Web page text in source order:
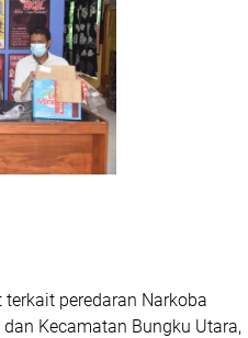
peredaran Narkoba
Kecamatan Bungku Utara,